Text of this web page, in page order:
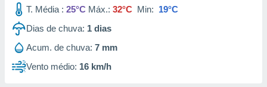
estudos
1199
T. Média : 25°C Máx.: 32°C Min: 19°C
Dias de chuva: 1 dias
Acum. de chuva: 7 mm
Vento médio: 16 km/h